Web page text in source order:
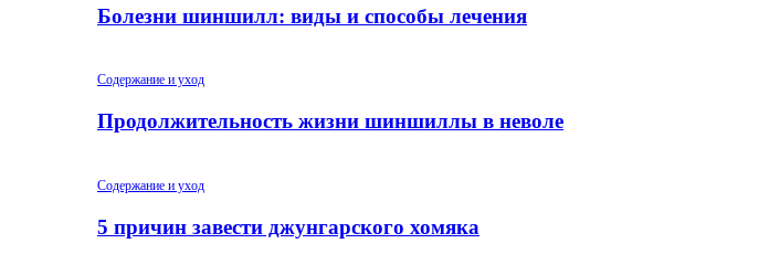
Болезни шиншилл: виды и способы лечения
Содержание и уход
Продолжительность жизни шиншиллы в неволе
Содержание и уход
5 причин завести джунгарского хомяка